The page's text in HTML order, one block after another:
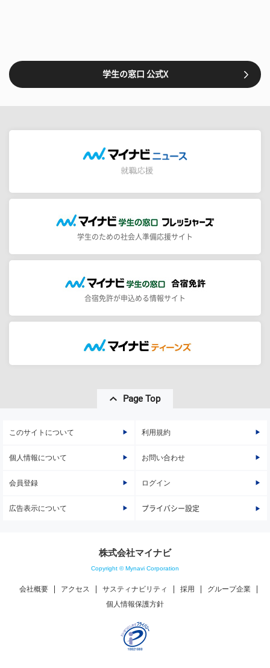
学生の窓口 公式X
学生のための社会人準備応援サイト
合宿免許が申込める情報サイト
Page Top
このサイトについて 利用規約
個人情報について お問い合わせ
会員登録 ログイン
広告表示について プライバシー設定
株式会社マイナビ
Copyright © Mynavi Corporation
会社概要 アクセス サスティナビリティ 採用
グループ企業
個人情報保護方針